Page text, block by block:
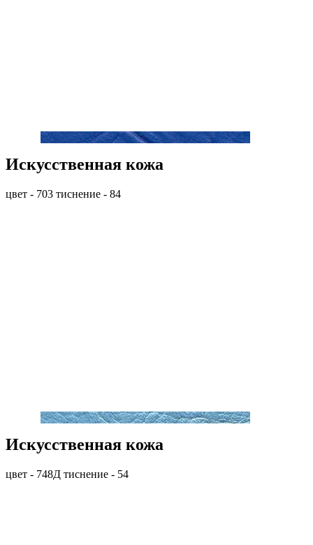
Искусственная кожа
цвет - 703 тиснение - 84
Искусственная кожа
цвет - 748Д тиснение - 54